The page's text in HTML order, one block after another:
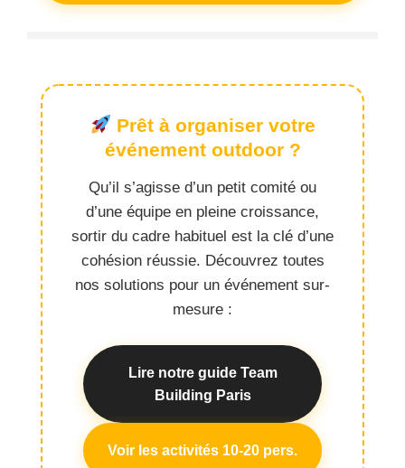
Prêt à organiser votre
événement outdoor ?
Qu’il s’agisse d’un petit comité ou
d’une équipe en pleine croissance,
sortir du cadre habituel est la clé d’une
cohésion réussie. Découvrez toutes
nos solutions pour un événement sur-
mesure :
Lire notre guide Team
Building Paris
Voir les activités 10-20 pers.